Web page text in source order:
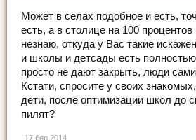
Может в сёлах подобное и есть,
есть, а в столице на 100
незнаю, откуда у Вас такие
и школы и детсады есть
просто не дают закрыть, люди
Кстати, спросите у своих
дети, после оптимизации школ до
пилят?
17 бер 2014